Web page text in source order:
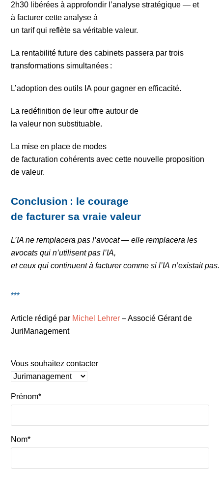
2h30 libérées à approfondir l’analyse stratégique — et
à facturer cette analyse à
un tarif qui reflète sa véritable valeur.
La rentabilité future des cabinets passera par trois
transformations simultanées :
L’adoption des outils IA pour gagner en efficacité.
La redéfinition de leur offre autour de
la valeur non substituable.
La mise en place de modes
de facturation cohérents avec cette nouvelle proposition
de valeur.
Conclusion : le courage
de facturer sa vraie valeur
L’IA ne remplacera pas l’avocat — elle remplacera les
avocats qui n’utilisent pas l’IA,
et ceux qui continuent à facturer comme si l’IA n’existait pas.
***
Article rédigé par Michel Lehrer – Associé Gérant de
JuriManagement
Vous souhaitez contacter
Prénom*
Nom*